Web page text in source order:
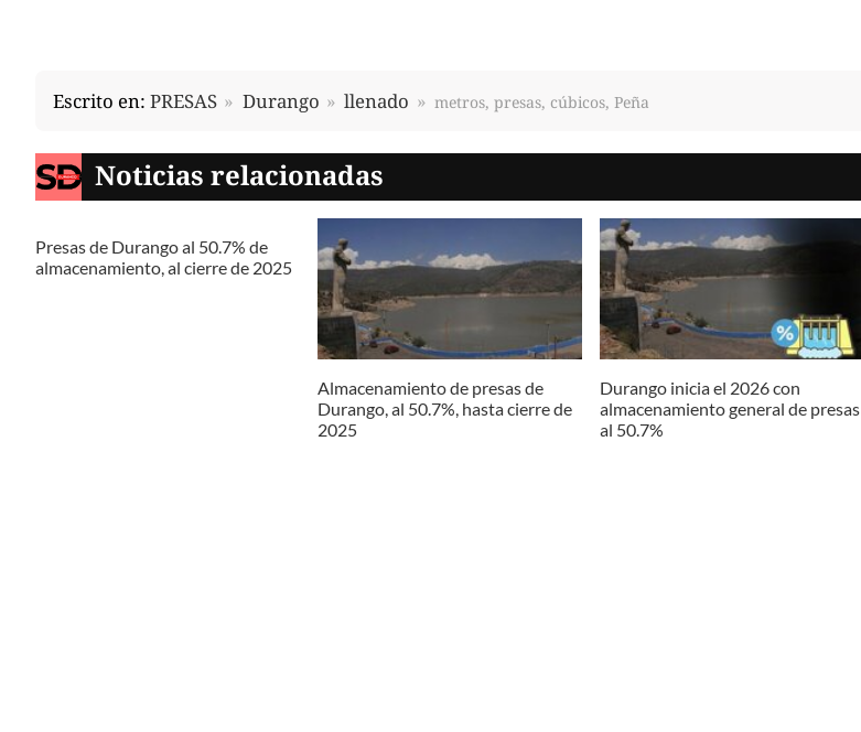
Escrito en: PRESAS Durango llenado metros, presas, cúbicos, Peña
Noticias relacionadas
Presas de Durango al 50.7% de
almacenamiento, al cierre de 2025
Almacenamiento de presas de
Durango, al 50.7%, hasta cierre de
2025
Durango inicia el 2026 con
almacenamiento general de presas
al 50.7%